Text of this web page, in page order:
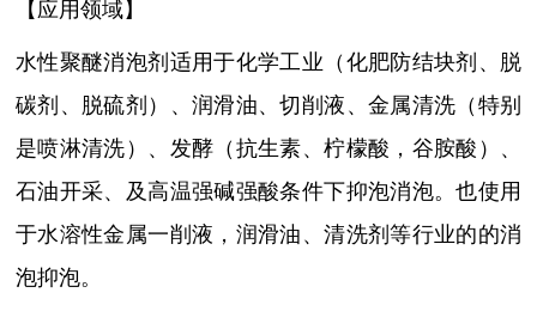
【应用领域】
水性聚醚消泡剂适用于化学工业（化肥防结块剂、脱
碳剂、脱硫剂）、润滑油、切削液、金属清洗（特别
是喷淋清洗）、发酵（抗生素、柠檬酸，谷胺酸）、
石油开采、及高温强碱强酸条件下抑泡消泡。也使用
于水溶性金属一削液，润滑油、清洗剂等行业的的消
泡抑泡。